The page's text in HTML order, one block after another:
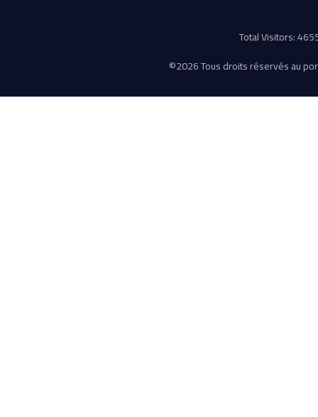
Total Visitors:
©2026 Tous droits réservés au